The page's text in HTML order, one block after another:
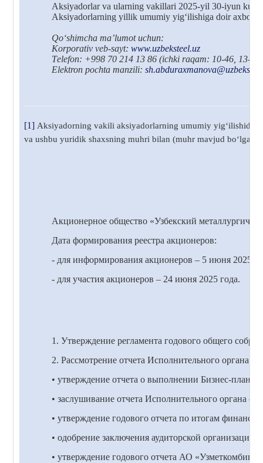
Aksiyadorlar va ularning vakillari 2025-yil 30-iyun kuni
Aksiyadorlarning yillik umumiy yig‘ilishiga doir
Qo‘shimchama’lumot uchun:
Korporativveb-sayt:www.uzbeksteel.uz
Telefon: +998 70 214 13 86 (ichki raqam: 10-46, 13-22)
Elektron pochta manzili:
[1] Aksiyadorning vakili aksiyadorlarning umumiy yig‘ilishida
va ushbu yuridik shaxsning muhri bilan (muhr mavjud bo‘lgan
Акционерное общество «Узбекский
Дата формирования реестра акционеров:
- для информирования акционеров – 5 июня 2025
- для участия акционеров – 24 июня 2025 года.
1. Утверждение регламента годового общего
2. Рассмотрение отчета Исполнительного органа
• утверждение отчета о выполнении Бизнес-плана;
• заслушивание отчета Исполнительного органа
• утверждение годового отчета по итогам
• одобрение заключения аудиторской организации
• утверждение годового отчета АО